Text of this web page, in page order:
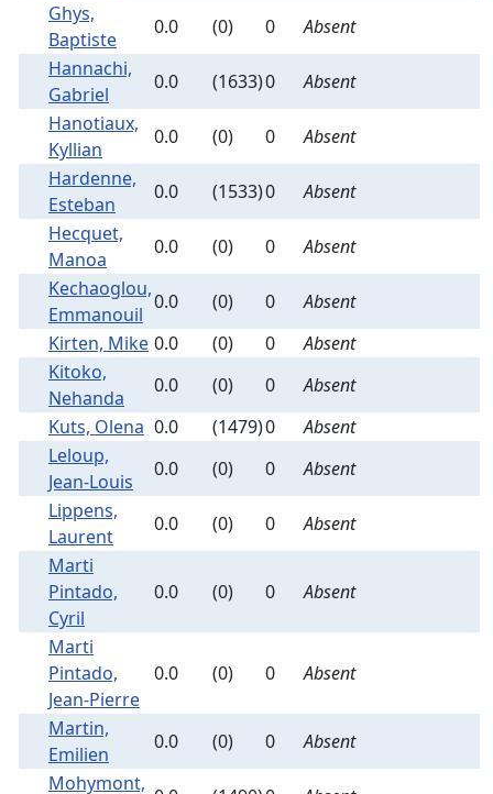
Ghys,
Baptiste
0.0 (0) 0
Absent
Hannachi,
Gabriel
0.0 (1633)0
Absent
Hanotiaux,
Kyllian
0.0 (0) 0
Absent
Hardenne,
Esteban
0.0 (1533)0
Absent
Hecquet,
Manoa
0.0 (0) 0
Absent
Kechaoglou,
Emmanouil
0.0 (0) 0
Absent
Kirten, Mike 0.0 (0) 0
Absent
Kitoko,
Nehanda
0.0 (0) 0
Absent
Kuts, Olena 0.0 (1479)0
Absent
Leloup,
Jean-Louis
0.0 (0) 0
Absent
Lippens,
Laurent
0.0 (0) 0
Absent
Marti
Pintado,
Cyril
0.0 (0) 0 Absent
Marti
Pintado,
Jean-Pierre
0.0 (0) 0 Absent
Martin,
Emilien
0.0 (0) 0
Absent
Mohymont,